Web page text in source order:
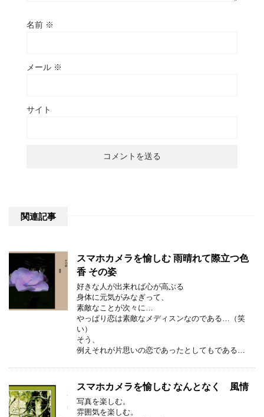
名前 ※
メール ※
サイト
関連記事
スマホカメラを愉しむ 雨晴れて際立つ色
香 その姿
好きな人が出来れば心が高ぶる
身体に元気がみなぎって、
素敵なことが次々に…
やっぱり恋は素敵なメディスンなのである…（笑
い）
そう、
例えそれが片思いの恋であったとしてもである…
スマホカメラを愉しむ なんとなく 風情
写真を楽しむ。
雰囲気を楽しむ。